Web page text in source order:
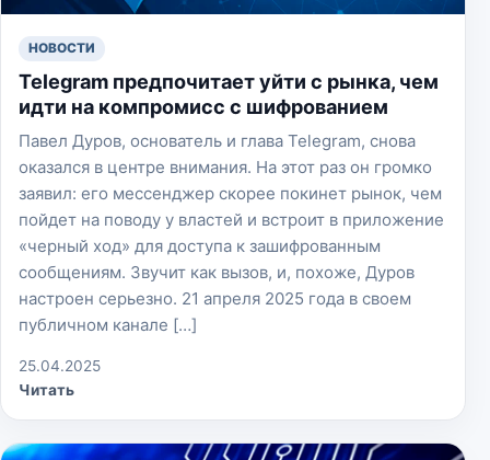
НОВОСТИ
Telegram предпочитает уйти с рынка, чем
идти на компромисс с шифрованием
Павел Дуров, основатель и глава Telegram, снова
оказался в центре внимания. На этот раз он громко
заявил: его мессенджер скорее покинет рынок, чем
пойдет на поводу у властей и встроит в приложение
«черный ход» для доступа к зашифрованным
сообщениям. Звучит как вызов, и, похоже, Дуров
настроен серьезно. 21 апреля 2025 года в своем
публичном канале […]
25.04.2025
Читать